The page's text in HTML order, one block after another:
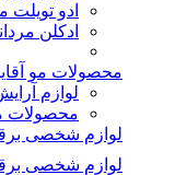
ادو تویلت
ادکلن
محصولات مو
لوازم
محصولات
لوازم شخصی
لوازم شخصی